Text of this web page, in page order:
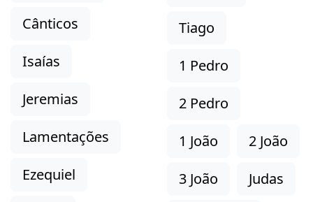
Cânticos
Isaías
Jeremias
Lamentações
Ezequiel
Tiago
1 Pedro
2 Pedro
1 João
2 João
3 João
Judas